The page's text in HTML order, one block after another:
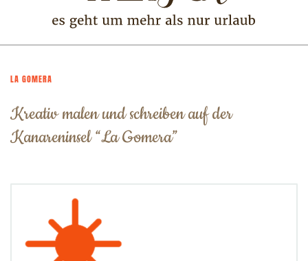
LA GOMERA
Kreativ malen und schreiben auf der
Kanareninsel “La Gomera”